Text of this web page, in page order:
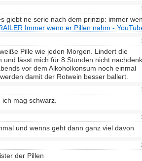
giebt ne serie nach dem prinzip: immer
Immer wenn er Pillen nahm -
Pille wie jeden Morgen. Lindert die
und lässt mich für 8 Stunden nicht
vor dem Alkoholkonsum noch einmal
damit der Rotwein besser ballert.
mag schwarz.
und wenns geht dann ganz viel davon
der Pillen